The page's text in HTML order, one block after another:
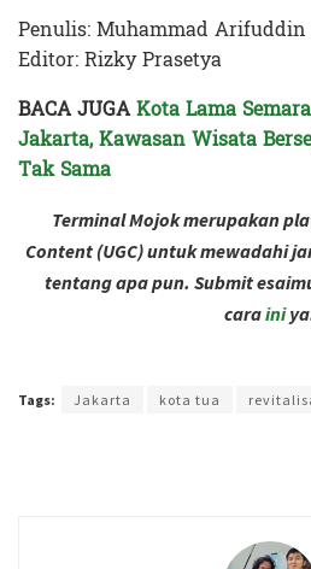
Penulis: Muhammad
Editor: Rizky Prasetya
BACA JUGAKota Lama
Jakarta, Kawasan Wisata
Tak Sama
Terminal Mojok merupakan
Content (UGC) untuk mewadahi
tentang apa pun. Submit
caraini
Tags: Jakarta kota tua